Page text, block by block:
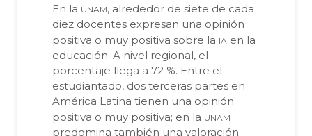
En la unam, alrededor de siete de cada
diez docentes expresan una opinión
positiva o muy positiva sobre la ia en la
educación. A nivel regional, el
porcentaje llega a 72 %. Entre el
estudiantado, dos terceras partes en
América Latina tienen una opinión
positiva o muy positiva; en la unam
predomina también una valoración